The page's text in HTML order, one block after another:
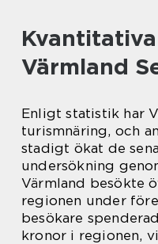
Värmland
Enligt statistik har
turismnäring, och
stadigt ökat de
undersökning
Värmland besökte
regionen under
besökare
kronor i regionen,